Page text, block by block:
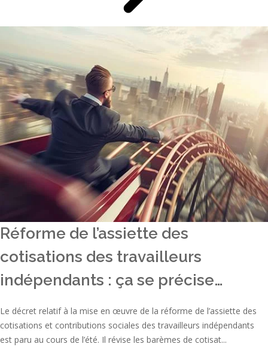
Réforme de l’assiette des
cotisations des travailleurs
indépendants : ça se précise…
Le décret relatif à la mise en œuvre de la réforme de l’assiette des
cotisations et contributions sociales des travailleurs indépendants
est paru au cours de l’été. Il révise les barèmes de cotisat...